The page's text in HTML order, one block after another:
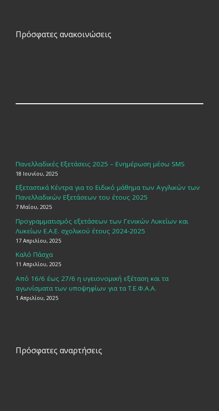
Πρόσφατες ανακοινώσεις
Πανελλαδικές Εξετάσεις 2025 – Ενημέρωση μέσω SMS
18 Ιουνίου, 2025
Εξεταστικά Κέντρα για το Ειδικό μάθημα των Αγγλικών των
Πανελλαδικών Εξετάσεων του έτους 2025
7 Μαΐου, 2025
Προγραμματισμός εξετάσεων των Γενικών Λυκείων και
Λυκείων Ε.Α.Ε. σχολικού έτους 2024-2025
17 Απριλίου, 2025
Καλό Πάσχα
11 Απριλίου, 2025
Από 16/6 έως 27/6 η υγειονομική εξέταση και τα
αγωνίσματα των υποψηφίων για τα Τ.Ε.Φ.Α.Α.
1 Απριλίου, 2025
Πρόσφατες αναρτήσεις